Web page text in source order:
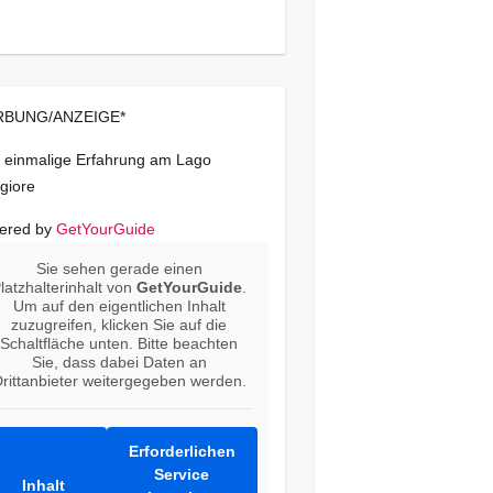
ANZEIGE*
einmalige Erfahrung am Lago
by GetYourGuide
Sie sehen gerade einen
vonGetYourGuide
Um auf den eigentlichen Inhalt
zuzugreifen, klicken Sie auf die
Schaltfläche unten. Bitte beachten
Sie, dass dabei Daten an
weitergegeben werden.
Inhalt
Erforderlichen
Service